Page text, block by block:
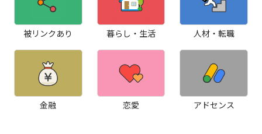
被リンクあり 暮らし・生活 人材・転職
金融 恋愛 アドセンス